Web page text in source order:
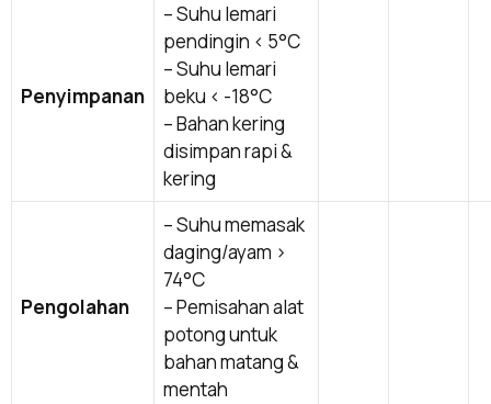
Penyimpanan
– Suhu lemari
pendingin < 5°C
– Suhu lemari
beku < -18°C
– Bahan kering
disimpan rapi &
kering
Pengolahan
– Suhu memasak
daging/ayam >
74°C
– Pemisahan alat
potong untuk
bahan matang &
mentah